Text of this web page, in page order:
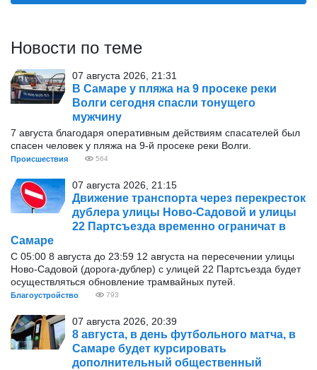
Новости по теме
07 августа 2026, 21:31
В Самаре у пляжа на 9 просеке реки
Волги сегодня спасли тонущего
мужчину
7 августа благодаря оперативным действиям спасателей был
спасен человек у пляжа на 9-й просеке реки Волги.
Происшествия 564
07 августа 2026, 21:15
Движение транспорта через перекресток
дублера улицы Ново-Садовой и улицы
22 Партсъезда временно ограничат в
Самаре
С 05:00 8 августа до 23:59 12 августа на пересечении улицы
Ново-Садовой (дорога-дублер) с улицей 22 Партсъезда будет
осуществляться обновление трамвайных путей.
Благоустройство 793
07 августа 2026, 20:39
8 августа, в день футбольного матча, в
Самаре будет курсировать
дополнительный общественный